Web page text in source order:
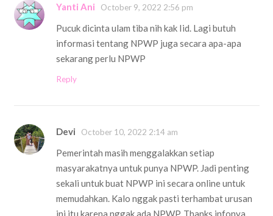
Yanti Ani October 9, 2022 2:56 pm
Pucuk dicinta ulam tiba nih kak Iid. Lagi butuh
informasi tentang NPWP juga secara apa-apa
sekarang perlu NPWP
Reply
Devi October 10, 2022 2:14 am
Pemerintah masih menggalakkan setiap
masyarakatnya untuk punya NPWP. Jadi penting
sekali untuk buat NPWP ini secara online untuk
memudahkan. Kalo nggak pasti terhambat urusan
ini itu karena nggak ada NPWP. Thanks infonya